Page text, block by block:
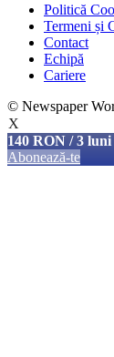
Politică
Termeni și
Contact
Echipă
Cariere
© Newspaper
X
140 RON / 3 luni
Abonează-te